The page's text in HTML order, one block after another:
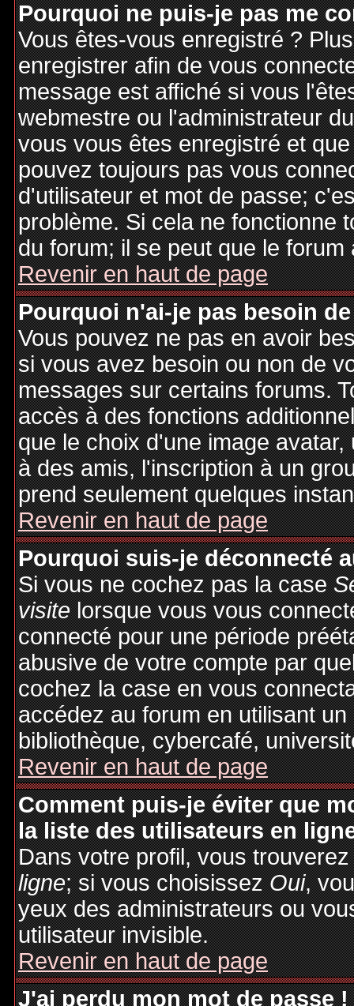
Pourquoi ne puis-je pas me
Vous êtes-vous enregistré ?
enregistrer afin de vous
message est affiché si vous
webmestre ou l'administrateur
vous vous êtes enregistré et
pouvez toujours pas vous
d'utilisateur et mot de passe;
problème. Si cela ne fonctionne
du forum; il se peut que le
Revenir en haut de page
Pourquoi n'ai-je pas besoin
Vous pouvez ne pas en avoir
si vous avez besoin ou non de
messages sur certains forums.
accès à des fonctions
que le choix d'une image
à des amis, l'inscription à un
prend seulement quelques
Revenir en haut de page
Pourquoi suis-je déconnecté
Si vous ne cochez pas la case
visitelorsque vous vous
connecté pour une période
abusive de votre compte par
cochez la case en vous
accédez au forum en utilisant
bibliothèque, cybercafé,
Revenir en haut de page
Comment puis-je éviter que
la liste des utilisateurs en
Dans votre profil, vous
ligne; si vous choisissezOui,
yeux des administrateurs ou
utilisateur invisible.
Revenir en haut de page
J'ai perdu mon mot de passe !